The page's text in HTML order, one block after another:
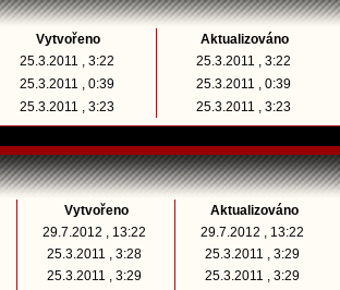
Vytvořeno
Aktualizováno
25.3.2011 , 3:22
25.3.2011 , 3:22
25.3.2011 , 0:39
25.3.2011 , 0:39
25.3.2011 , 3:23 25.3.2011 , 3:23
Vytvořeno
Aktualizováno
29.7.2012 , 13:22
29.7.2012 , 13:22
25.3.2011 , 3:28
25.3.2011 , 3:29
25.3.2011 , 3:29
25.3.2011 , 3:29